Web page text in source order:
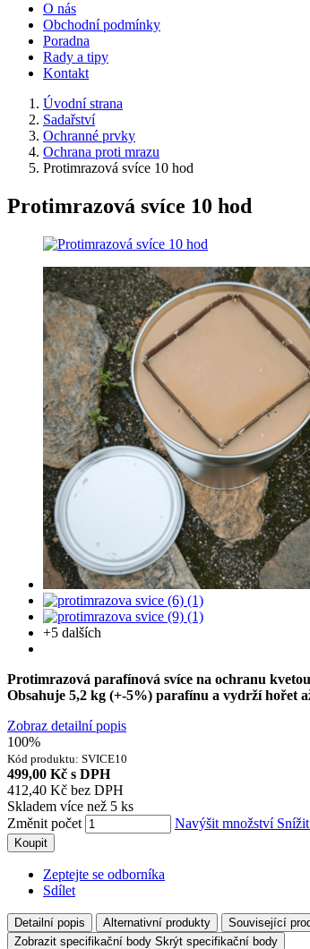
O nás
Obchodní podmínky
Poradna
Rady a tipy
Kontakt
Úvodní strana
Sadařství
Ochranné prvky
Ochrana proti mrazu
Protimrazová svíce 10 hod
Protimrazová svíce 10 hod
+5 dalších
Protimrazová parafínová svíce na ochranu
Obsahuje 5,2 kg (+-5%) parafínu a vydrží hořet
Zobraz detailní popis
100%
Kód produktu: SVICE10
499,00 Kč s DPH
412,40 Kč bez DPH
Skladem více než 5 ks
Změnit počet
Navýšit množství
Koupit
Zeptejte se odborníka
Sdílet
Detailní popis Alternativní produkty Související
Zobrazit specifikační body Skrýt specifikační body